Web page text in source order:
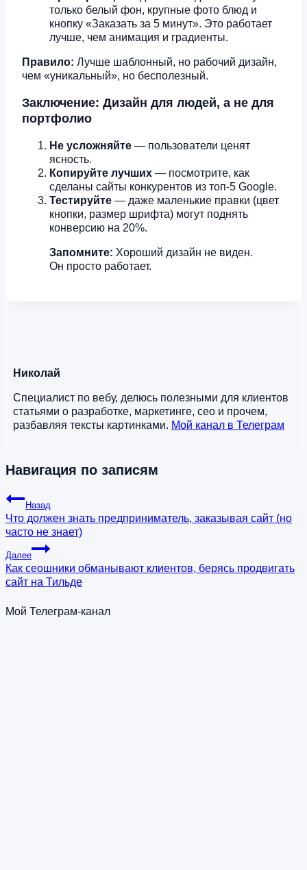
только белый фон, крупные фото блюд и
кнопку «Заказать за 5 минут». Это работает
лучше, чем анимация и градиенты.
Правило: Лучше шаблонный, но рабочий дизайн,
чем «уникальный», но бесполезный.
Заключение: Дизайн для людей, а не для
портфолио
Не усложняйте — пользователи ценят
ясность.
Копируйте лучших — посмотрите, как
сделаны сайты конкурентов из топ-5 Google.
Тестируйте — даже маленькие правки (цвет
кнопки, размер шрифта) могут поднять
конверсию на 20%.
Запомните: Хороший дизайн не виден.
Он просто работает.
Николай
Специалист по вебу, делюсь полезными для клиентов
статьями о разработке, маркетинге, сео и прочем,
разбавляя тексты картинками. Мой канал в Телеграм
Навигация по записям
Назад
Что должен знать предприниматель, заказывая сайт (но
часто не знает)
Далее
Как сеошники обманывают клиентов, берясь продвигать
сайт на Тильде
Мой Телеграм-канал